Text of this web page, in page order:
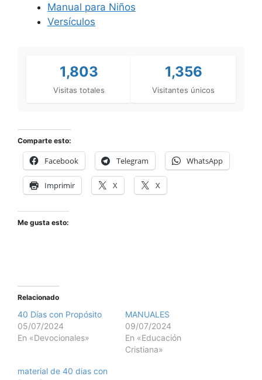
Manual para Niños
Versículos
1,803
Visitas totales
1,356
Visitantes únicos
Comparte esto:
Facebook Telegram WhatsApp
Imprimir X X
Me gusta esto:
Relacionado
40 Días con Propósito
05/07/2024
En «Devocionales»
MANUALES
09/07/2024
En «Educación
Cristiana»
material de 40 dias con